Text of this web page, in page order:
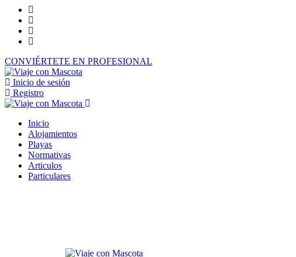
CONVIÉRTETE EN PROFESIONAL
Inicio de sesión
Registro
Inicio
Alojamientos
Playas
Normativas
Articulos
Particulares